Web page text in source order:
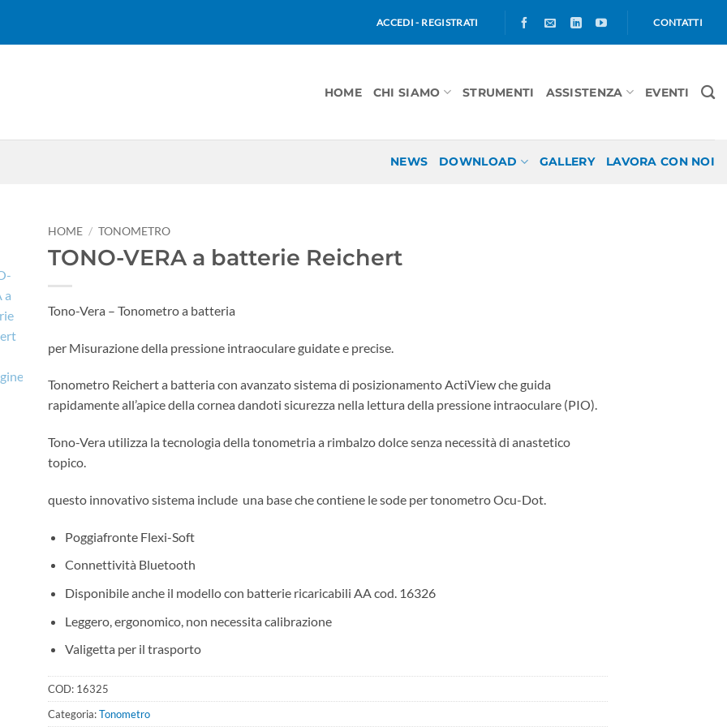
ACCEDI - REGISTRATI CONTATTI
HOME CHI SIAMO STRUMENTI ASSISTENZA EVENTI
NEWS DOWNLOAD GALLERY LAVORA CON NOI
HOME / TONOMETRO
TONO-VERA a batterie Reichert
Tono-Vera – Tonometro a batteria
per Misurazione della pressione intraoculare guidate e precise.
Tonometro Reichert a batteria con avanzato sistema di posizionamento ActiView che guida
rapidamente all’apice della cornea dandoti sicurezza nella lettura della pressione intraoculare (PIO).
Tono-Vera utilizza la tecnologia della tonometria a rimbalzo dolce senza necessità di anastetico
topico.
questo innovativo sistema include una base che contiene le sode per tonometro Ocu-Dot.
Poggiafronte Flexi-Soft
Connettività Bluetooth
Disponibile anche il modello con batterie ricaricabili AA cod. 16326
Leggero, ergonomico, non necessita calibrazione
Valigetta per il trasporto
COD: 16325
Categoria:Tonometro